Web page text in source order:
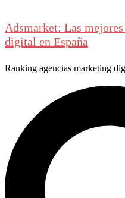
Adsmarket: Las
digital en España
Ranking agencias marketing